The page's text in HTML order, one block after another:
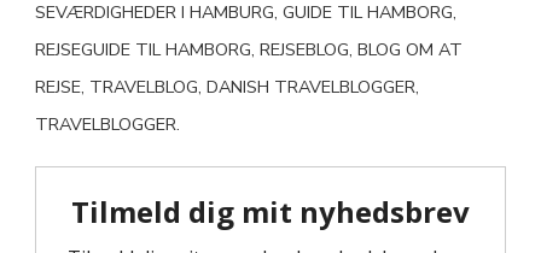
SEVÆRDIGHEDER I HAMBURG, GUIDE TIL HAMBORG,
REJSEGUIDE TIL HAMBORG, REJSEBLOG, BLOG OM AT
REJSE, TRAVELBLOG, DANISH TRAVELBLOGGER,
TRAVELBLOGGER.